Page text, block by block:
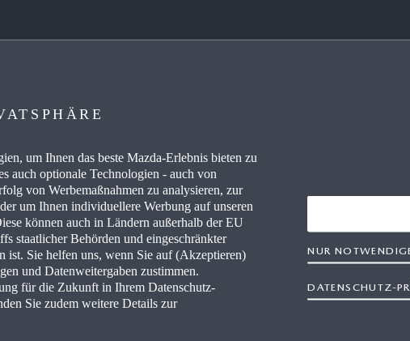
KARRIERE / CAREERS
FREIE WERKSTÄTTEN
EVENTS
ENERGIEVERBRAUCH RETTUNGSKARTEN
um Ihnen das beste Mazda-Erlebnis bieten zu
auch optionale Technologien - auch von
von Werbemaßnahmen zu analysieren, zur
um Ihnen individuellere Werbung auf unseren
können auch in Ländern außerhalb der EU
staatlicher Behörden und eingeschränkter
ist. Sie helfen uns, wenn Sie auf (Akzeptieren)
und Datenweitergaben zustimmen.
für die Zukunft in Ihrem Datenschutz-
Sie zudem weitere Details zur
DATENSCHUTZ-
NUR